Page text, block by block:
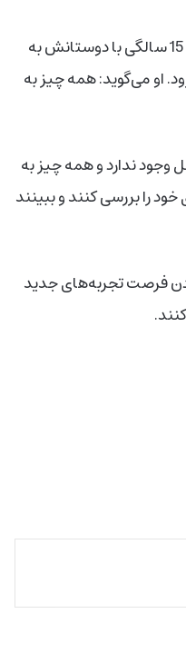
از سوی دیگر، کیت رو-هم، مربی ورزشی 48 ساله، دیدگاه بسیار بازتری دارد. او اجازه داده پسرش از 15 سالگی با دوستانش به
مشابهی برود. او می‌گوید: همه چیز به
ندارد و همه چیز به
را بررسی کنند و ببینند
فرصت تجربه‌های جدید